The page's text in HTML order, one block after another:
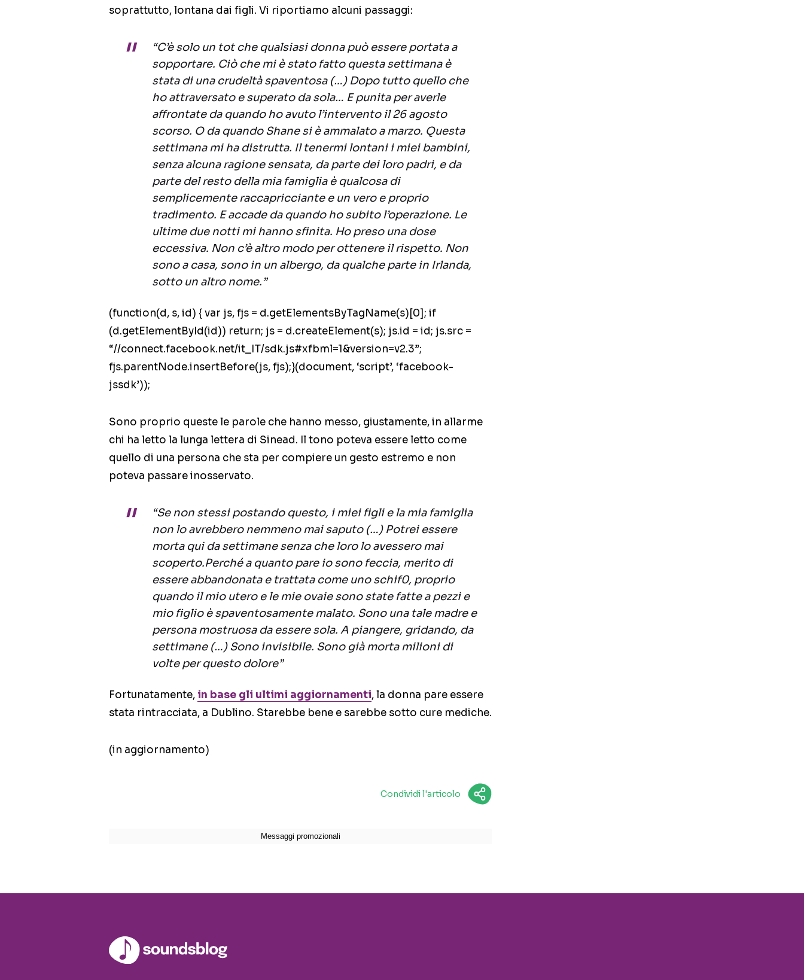
soprattutto, lontana dai figli. Vi riportiamo alcuni passaggi:
“C’è solo un tot che qualsiasi donna può essere portata a
sopportare. Ciò che mi è stato fatto questa settimana è
stata di una crudeltà spaventosa (…) Dopo tutto quello che
ho attraversato e superato da sola… E punita per averle
affrontate da quando ho avuto l’intervento il 26 agosto
scorso. O da quando Shane si è ammalato a marzo. Questa
settimana mi ha distrutta. Il tenermi lontani i miei bambini,
senza alcuna ragione sensata, da parte dei loro padri, e da
parte del resto della mia famiglia è qualcosa di
semplicemente raccapricciante e un vero e proprio
tradimento. E accade da quando ho subito l’operazione. Le
ultime due notti mi hanno sfinita. Ho preso una dose
eccessiva. Non c’è altro modo per ottenere il rispetto. Non
sono a casa, sono in un albergo, da qualche parte in Irlanda,
sotto un altro nome.”
(function(d, s, id) { var js, fjs = d.getElementsByTagName(s)[0]; if
(d.getElementById(id)) return; js = d.createElement(s); js.id = id; js.src =
“//connect.facebook.net/it_IT/sdk.js#xfbml=1&version=v2.3”;
fjs.parentNode.insertBefore(js, fjs);}(document, ‘script’, ‘facebook-
jssdk’));
Sono proprio queste le parole che hanno messo, giustamente, in allarme
chi ha letto la lunga lettera di Sinead. Il tono poteva essere letto come
quello di una persona che sta per compiere un gesto estremo e non
poteva passare inosservato.
“Se non stessi postando questo, i miei figli e la mia famiglia
non lo avrebbero nemmeno mai saputo (…) Potrei essere
morta qui da settimane senza che loro lo avessero mai
scoperto.Perché a quanto pare io sono feccia, merito di
essere abbandonata e trattata come uno schif0, proprio
quando il mio utero e le mie ovaie sono state fatte a pezzi e
mio figlio è spaventosamente malato. Sono una tale madre e
persona mostruosa da essere sola. A piangere, gridando, da
settimane (…) Sono invisibile. Sono già morta milioni di
volte per questo dolore”
Fortunatamente, in base gli ultimi aggiornamenti, la donna pare essere
stata rintracciata, a Dublino. Starebbe bene e sarebbe sotto cure mediche.
(in aggiornamento)
Condividi l'articolo